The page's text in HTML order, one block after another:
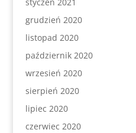
grudzień 2020
listopad 2020
październik 2020
wrzesień 2020
sierpień 2020
lipiec 2020
czerwiec 2020